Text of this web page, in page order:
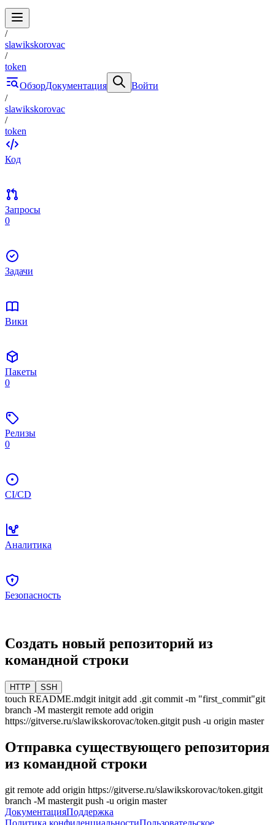
/
slawikskorovac
/
token
ОбзорДокументация
Войти
/
slawikskorovac
/
token
Код
Запросы
0
Задачи
Вики
Пакеты
0
Релизы
0
CI/CD
Аналитика
Безопасность
Создать новый репозиторий из
командной строки
HTTP SSH
touch README.mdgit initgit add .git commit -m "first_commit"git
branch -M mastergit remote add origin
https://gitverse.ru/slawikskorovac/token.gitgit push -u origin master
Отправка существующего репозитория
из командной строки
git remote add origin https://gitverse.ru/slawikskorovac/token.gitgit
branch -M mastergit push -u origin master
ДокументацияПоддержка
Политика конфиденциальностиПользовательское